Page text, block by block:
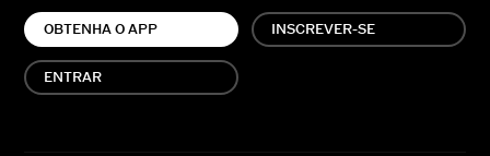
OBTENHA O APP INSCREVER-SE
ENTRAR